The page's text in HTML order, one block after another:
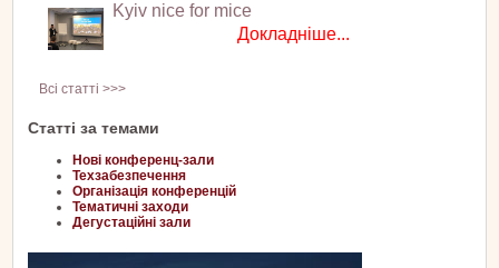
Kyiv nice for mice
Докладніше...
Всі статті >>>
Статті за темами
Нові конференц-зали
Техзабезпечення
Організація конференцій
Тематичні заходи
Дегустаційні зали